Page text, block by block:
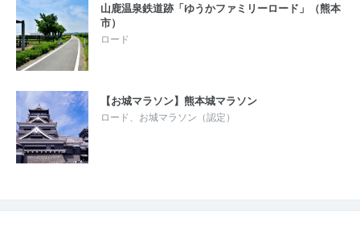
山鹿温泉鉄道跡「ゆうかファミリーロード」（熊本
市）
ロード
【お城マラソン】熊本城マラソン
ロード、お城マラソン（認定）